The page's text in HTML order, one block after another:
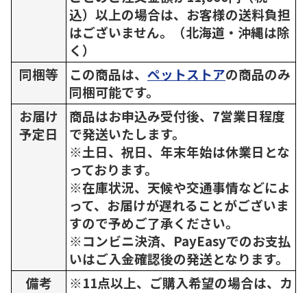
込）以上の場合は、お客様の送料負担
はございません。（北海道・沖縄は除
く）
同梱等
この商品は、 ペットストアの商品のみ
同梱可能です。
お届け
予定日
商品はお申込み受付後、7営業日程度
で発送いたします。
※土日、祝日、年末年始は休業日とな
っております。
※在庫状況、天候や交通事情などによ
って、お届けが遅れることがございま
すので予めご了承ください。
※コンビニ決済、PayEasyでのお支払
いはご入金確認後の発送となります。
備考
※11点以上、ご購入希望の場合は、カ